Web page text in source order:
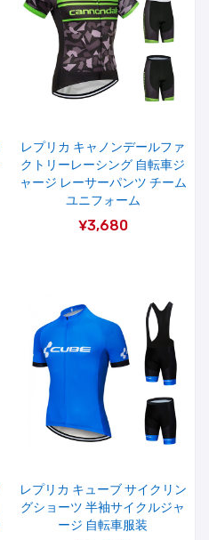
レプリカ キャノンデールファ
クトリーレーシング 自転車ジ
ャージ レーサーパンツ チーム
ユニフォーム
¥3,680
レプリカ キューブ サイクリン
グショーツ 半袖サイクルジャ
ージ 自転車服装